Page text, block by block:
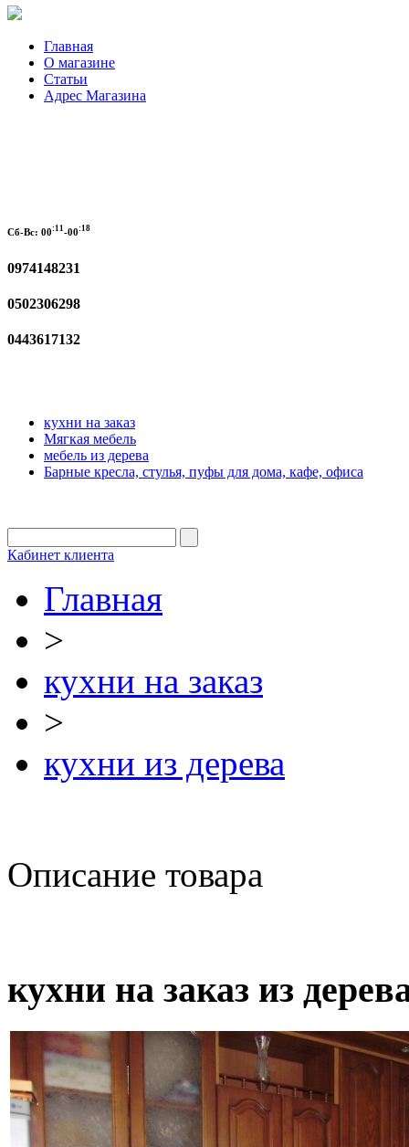
Главная
О магазине
Статьи
Адрес Магазина
Сб-Вс: 00:11 -00:18
0974148231
0502306298
0443617132
кухни на заказ
Мягкая мебель
мебель из дерева
Барные кресла, стулья, пуфы для дома, кафе, офиса
Кабинет клиента
Главная
>
кухни на заказ
>
кухни из дерева
Описание товара
кухни на заказ из